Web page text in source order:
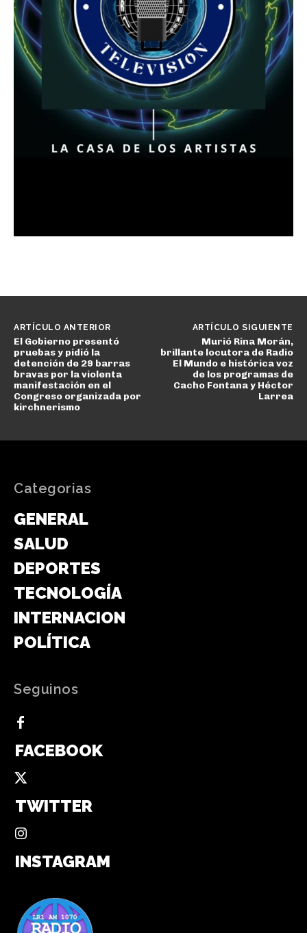
ARTÍCULO ANTERIOR
El Gobierno presentó
pruebas y pidió la
detención de 29 barras
bravas por la violenta
manifestación en el
Congreso organizada por
kirchnerismo
ARTÍCULO SIGUIENTE
Murió Rina Morán,
brillante locutora de Radio
El Mundo e histórica voz
de los programas de
Cacho Fontana y Héctor
Larrea
Categorias
GENERAL
SALUD
DEPORTES
TECNOLOGÍA
INTERNACIONAL
POLÍTICA
Seguinos
FACEBOOK
TWITTER
INSTAGRAM